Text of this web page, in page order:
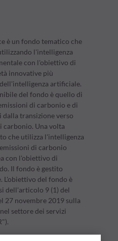
è un fondo tematico che
l'intelligenza
con l'obiettivo di
innovative più
artificiale.
del fondo è quello di
di carbonio e di
transizione verso
carbonio. Una volta
che utilizza l'intelligenza
di carbonio
con l'obiettivo di
Il fondo è gestito
L'obiettivo del fondo è
dell'articolo 9 (1) del
27 novembre 2019 sulla
settore dei servizi